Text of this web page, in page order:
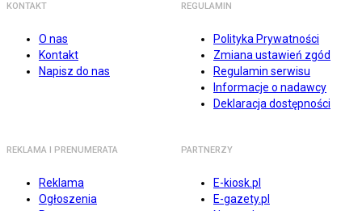
KONTAKT
O nas
Kontakt
Napisz do nas
REGULAMIN
Polityka Prywatności
Zmiana ustawień zgód
Regulamin serwisu
Informacje o nadawcy
Deklaracja dostępności
REKLAMA I PRENUMERATA
Reklama
Ogłoszenia
PARTNERZY
E-kiosk.pl
E-gazety.pl